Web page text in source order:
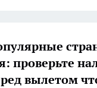
проверьте
вылетом